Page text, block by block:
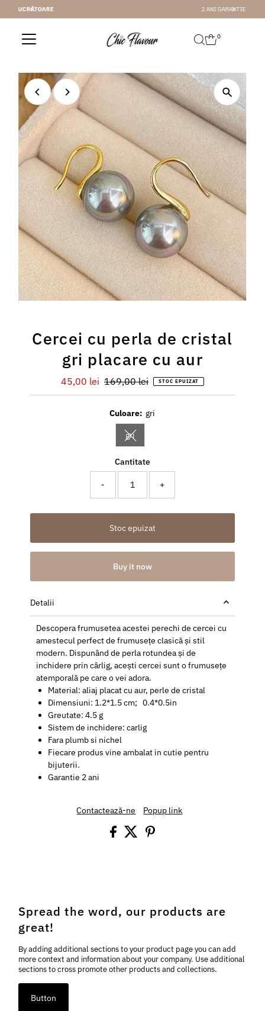
Sari la conținut
0
Cercei cu perla de cristal
gri placare cu aur
Preț
redus
45,00 lei Preț
întreg
169,00 lei STOC EPUIZAT
Culoare: gri
griVariantă indisponibilă sau epuizată
Cantitate
- +
Stoc epuizat
Buy it now
Detalii
Descopera frumusetea acestei perechi de cercei cu
amestecul perfect de frumusețe clasică și stil
modern. Dispunând de perla rotundea și de
inchidere prin cârlig, acești cercei sunt o frumusețe
atemporală pe care o vei adora.
Material: aliaj placat cu aur, perle de cristal
Dimensiuni: 1.2*1.5 cm; 0.4*0.5in
Greutate: 4.5 g
Sistem de inchidere: carlig
Fara plumb si nichel
Fiecare produs vine ambalat in cutie pentru
bijuterii.
Garantie 2 ani
Contactează-ne Popup link
Spread the word, our products are
great!
By adding additional sections to your product page you can add
more context and information about your company. Use additional
sections to cross promote other products and collections.
Button